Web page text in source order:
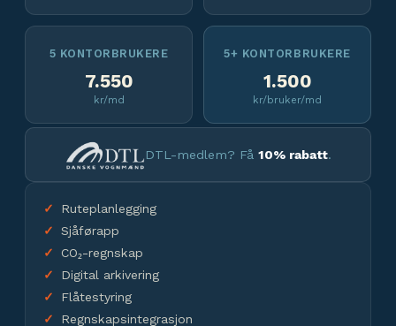
5 KONTORBRUKERE
7.550
kr/md
5+ KONTORBRUKERE
1.500
kr/bruker/md
DTL-medlem? Få 10% rabatt.
Ruteplanlegging
Sjåførapp
CO₂-regnskap
Digital arkivering
Flåtestyring
Regnskapsintegrasjon